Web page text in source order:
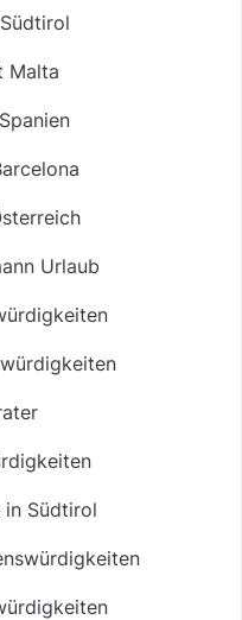
Malta
Urlaub
in Südtirol